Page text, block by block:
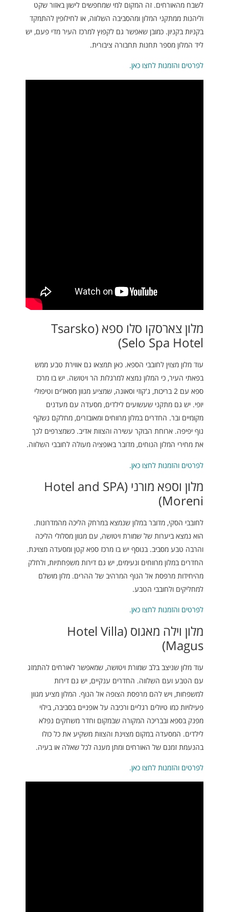
לשבח מהאורחים. זה המקום למי שמחפשים לישון באזור שקט
וליהנות ממתקני המלון ומהסביבה השלווה, או לחילופין להתמקד
בקניות בקניון. כמובן שאפשר גם לקפוץ למרכז העיר מדי פעם, יש
ליד המלון מספר תחנות תחבורה ציבורית.
לפרטים והזמנות לחצו כאן.
מלון צארסקו סלו ספא (Tsarsko
Selo Spa Hotel)
עוד מלון מצוין לחובבי הספא. כאן תמצאו גם אווירת טבע ממש
בפאתי העיר, כי המלון נמצא למרגלות הר ויטושה. יש בו מרכז
ספא עם 2 בריכות, ג'קוזי וסאונה, שמציע מגוון מסאז'ים וטיפולי
יופי. יש גם מתקני שעשועים לילדים, מסעדה עם מעדנים
מקומיים ובר. החדרים במלון מרווחים ומאובזרים, מחלקם נשקף
נוף יפיפה. ארוחת הבוקר עשירה והצוות אדיב. כשמצרפים לכך
את מחירי המלון הנוחים, מדובר באופציה מעולה לחובבי השלווה.
לפרטים והזמנות לחצו כאן.
מלון וספא מורני (Hotel and SPA
Moreni)
לחובבי הסקי, מדובר במלון שנמצא במרחק הליכה מהמדרונות.
הוא נמצא ביערות של שמורת ויטושה, עם מגוון מסלולי הליכה
והרבה טבע מסביב. בנוסף יש בו מרכז ספא קטן ומסעדה מצוינת.
החדרים במלון מרווחים ונעימים, יש גם דירות משפחתיות, ולחלק
מהיחידות מרפסת אל הנוף המרהיב של ההרים. מלון מושלם
למחליקים ולחובבי הטבע.
לפרטים והזמנות לחצו כאן.
מלון וילה מאגוס (Hotel Villa
Magus)
עוד מלון שניצב בלב שמורת ויטושה, שמאפשר לאורחים להתמזג
עם הטבע ועם השלווה. החדרים ענקיים, יש גם דירות
למשפחות, ויש להם מרפסת הצופה אל הנוף. המלון מציע מגוון
פעילויות כמו טיולים רגליים ורכיבה על אופניים בסביבה, בילוי
מפנק בספא ובבריכה המקורה שבמקום וחדר משחקים נפלא
לילדים. המסעדה במקום מצוינת והצוות משקיע את כל כולו
בהנעמת זמנם של האורחים ומתן מענה לכל שאלה או בעיה.
לפרטים והזמנות לחצו כאן.